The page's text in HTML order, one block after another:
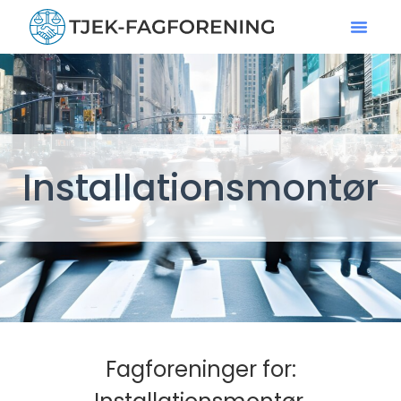
Installationsmontør
Fagforeninger for: